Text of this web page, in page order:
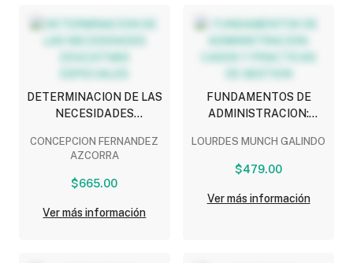
DETERMINACION DE LAS
NECESIDADES
ESPECIALES
CONCEPCION FERNANDEZ
AZCORRA
$665.00
Ver más información
FUNDAMENTOS DE
ADMINISTRACION:
GESTION
LOURDES MUNCH GALINDO
$479.00
Ver más información